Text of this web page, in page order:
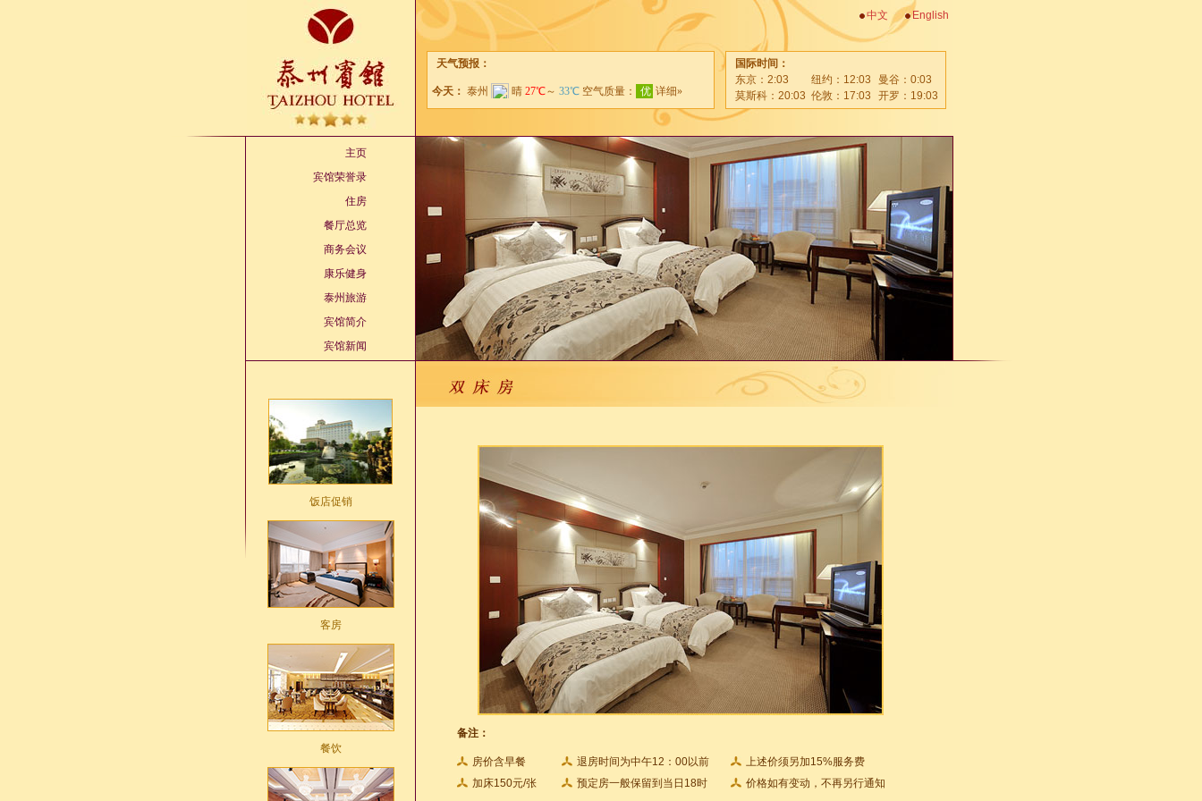
中文 English
天气预报：
国际时间：
东京： 2:03 纽约： 12:03 曼谷： 0:03
莫斯科： 20:03 伦敦： 17:03 开罗： 19:03
主页
宾馆荣誉录
住房
餐厅总览
商务会议
康乐健身
泰州旅游
宾馆简介
宾馆新闻
饭店促销
客房
餐饮
备注：
房价含早餐 退房时间为中午12：00以前
上述价须另加15%服务费
加床150元/张
预定房一般保留到当日18时 价格如有变动，不再另行通知